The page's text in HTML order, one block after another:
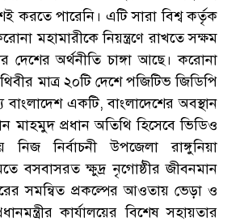
পারেনি। এটি সারা বিশ্ব কর্তৃক
মহামারীকে নিয়ন্ত্রণে রাখতে সক্ষম
দেশের অর্থনীতি চাঙ্গা আছে। করোনা
মাত্র ২০টি দেশে পজিটিভ জিডিপি
বাংলাদেশ একটি, বাংলাদেশের অবস্থান
মাহমুদ প্রধান অতিথি হিসেবে ভিডিও
নিজ নির্বাচনী উপজেলা রাঙ্গুনিয়া
বসবাসরত ক্ষুদ্র নৃগোষ্ঠীর জীবনমান
সমন্বিত প্রকল্পের আওতায় ভেড়া ও
কার্যালয়ের বিশেষ সহায়তার